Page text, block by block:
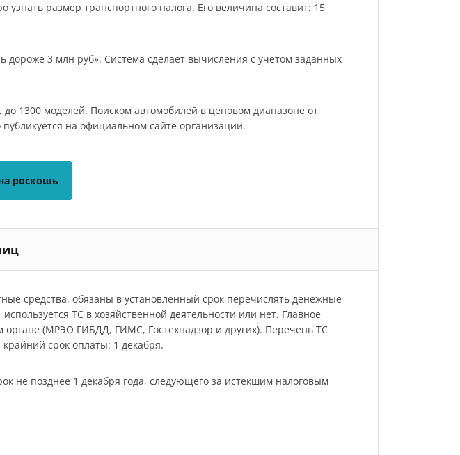
размер транспортного налога. Его величина составит: 15
дороже 3 млн руб». Система сделает вычисления с учетом заданных
1300 моделей. Поиском автомобилей в ценовом диапазоне от
на официальном сайте организации.
роскошь
средства, обязаны в установленный срок перечислять денежные
ТС в хозяйственной деятельности или нет. Главное
(МРЭО ГИБДД, ГИМС, Гостехнадзор и других). Перечень ТС
срок оплаты: 1 декабря.
не позднее 1 декабря года, следующего за истекшим налоговым